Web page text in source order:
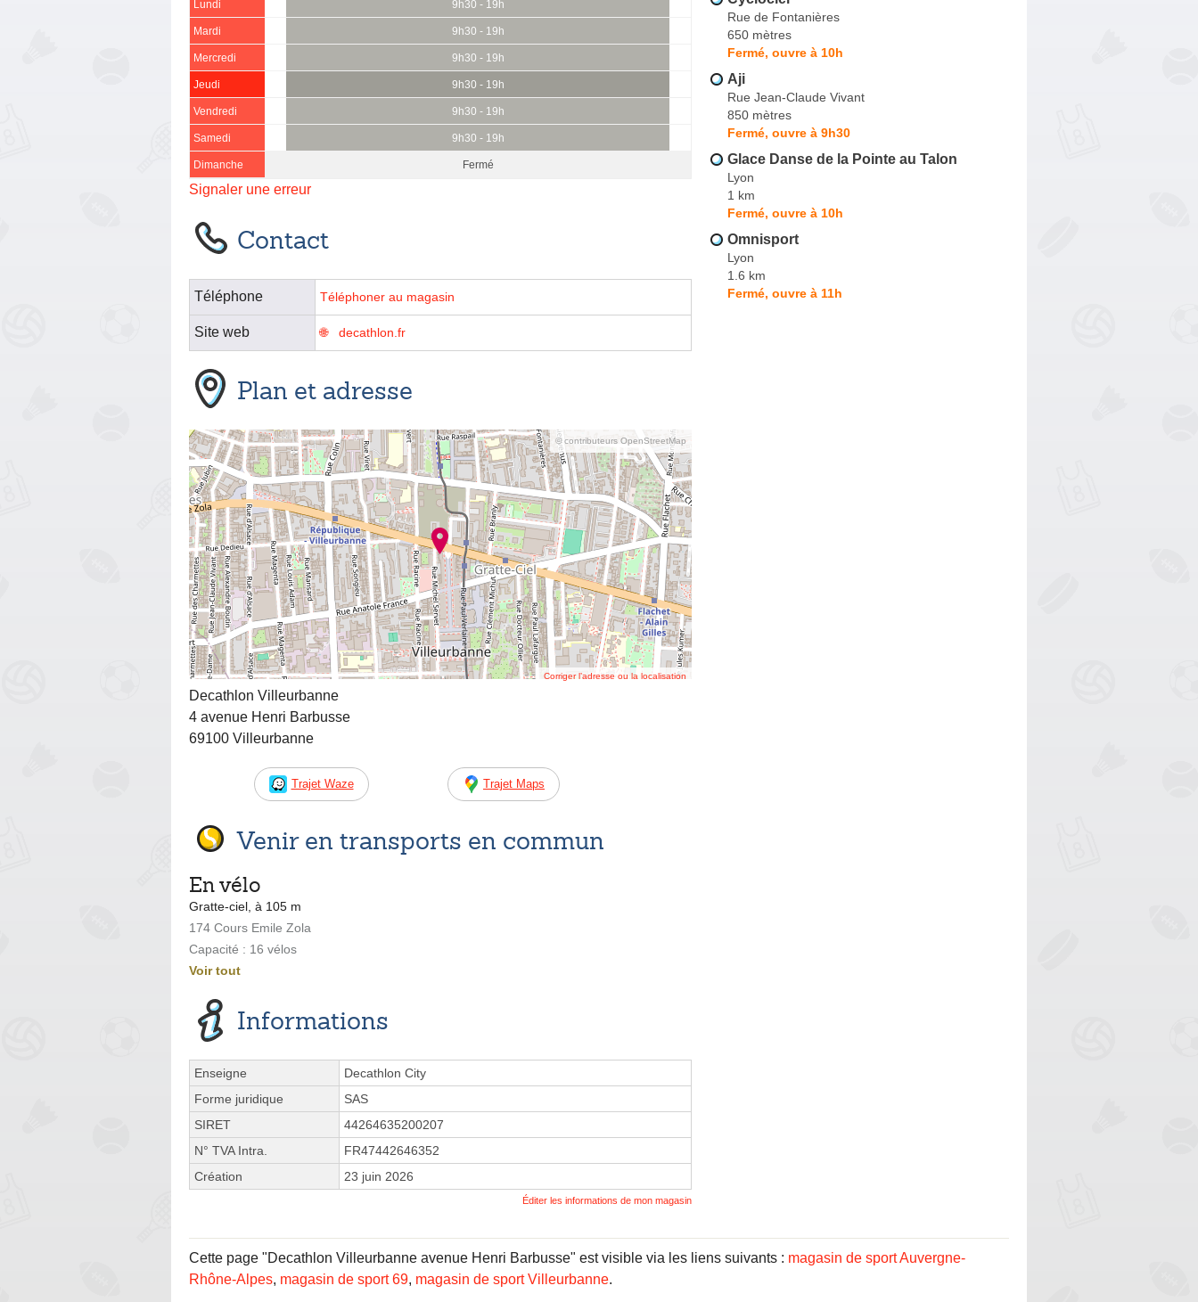
Lundi 9h30 - 19h
Mardi 9h30 - 19h
Mercredi 9h30 - 19h
Jeudi 9h30 - 19h
Vendredi 9h30 - 19h
Samedi 9h30 - 19h
Dimanche Fermé
Signaler une erreur
Contact
Téléphone Téléphoner au magasin
Site web decathlon.fr
Plan et adresse
© contributeurs OpenStreetMap
Corriger l’adresse ou la localisation
Decathlon Villeurbanne
4 avenue Henri Barbusse
69100 Villeurbanne
Trajet Waze Trajet Maps
Venir en transports en commun
En vélo
Gratte-ciel, à 105 m
174 Cours Emile Zola
Capacité : 16 vélos
Voir tout
Informations
Enseigne
Decathlon City
Forme juridique
SAS
SIRET
44264635200207
N° TVA Intra.
FR47442646352
Création
23 juin 2026
Éditer les informations de mon magasin
Rue de Fontanières
650 mètres
Fermé, ouvre à 10h
Aji
Rue Jean-Claude Vivant
850 mètres
Fermé, ouvre à 9h30
Glace Danse de la Pointe au Talon
Lyon
1 km
Fermé, ouvre à 10h
Omnisport
Lyon
1.6 km
Fermé, ouvre à 11h
Cette page "Decathlon Villeurbanne avenue Henri Barbusse" est visible via les liens suivants : magasin de sport Auvergne-
Rhône-Alpes, magasin de sport 69, magasin de sport Villeurbanne.